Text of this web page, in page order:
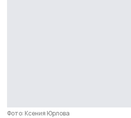
Фото: Ксения Юрлова